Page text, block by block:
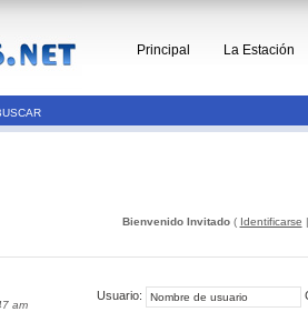
Principal La Estación
Bienvenido Invitado( Identificarse |
am
Usuario: